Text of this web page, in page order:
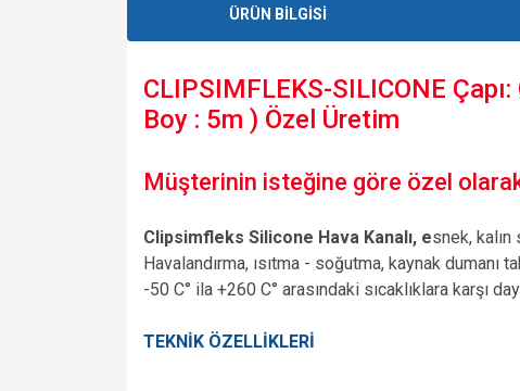
ÜRÜN BİLGİSİ
CLIPSIMFLEKS-SILICONE
Boy : 5m ) Özel Üretim
Müşterinin isteğine göre özel
Clipsimfleks Silicone Hava Kanalı, esnek,
Havalandırma, ısıtma - soğutma, kaynak
-50 C° ila +260 C° arasındaki sıcaklıklara karşı
TEKNİK ÖZELLİKLERİ